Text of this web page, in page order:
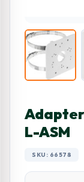
Adapter
L-ASM
SKU: 66578